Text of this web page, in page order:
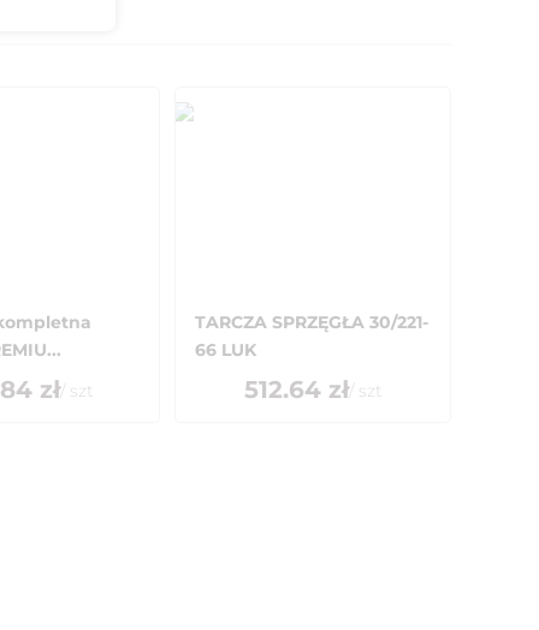
zł/ szt
TARCZA SPRZĘGŁA 30/221-
66 LUK
512.64zł/ szt